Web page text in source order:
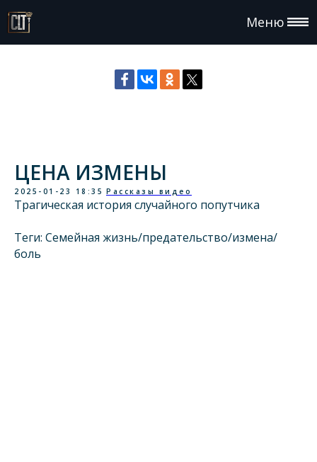
Меню
ЦЕНА ИЗМЕНЫ
2025-01-23 18:35 Рассказы видео
Трагическая история случайного попутчика
Теги: Семейная жизнь/предательство/измена/
боль